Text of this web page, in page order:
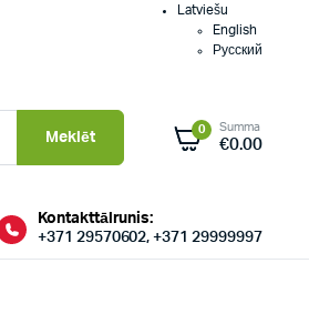
Latviešu
English
Русский
Meklēt 0 Summa
€0.00
Kontakttālrunis:
+371 29570602, +371 29999997